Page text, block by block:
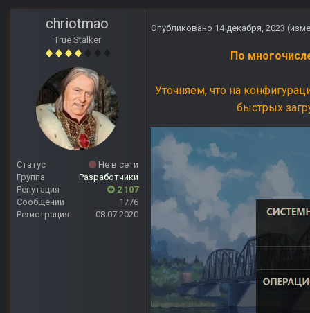
chriotmao
True Stalker
Статус
Не в сети
Группа
Разработчики
Репутация
2 107
Сообщений
1776
Регистрация
08.07.2020
Опубликовано 14 декабря, 2023
По
Уточняем, что на
быстрых